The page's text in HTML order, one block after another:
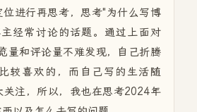
位进行再思考，思考"为什么写博
经常讨论的话题。通过上面对
量和评论量不难发现，自己折腾
较喜欢的，而自己写的生活随
关注，所以，我也在思考2024年